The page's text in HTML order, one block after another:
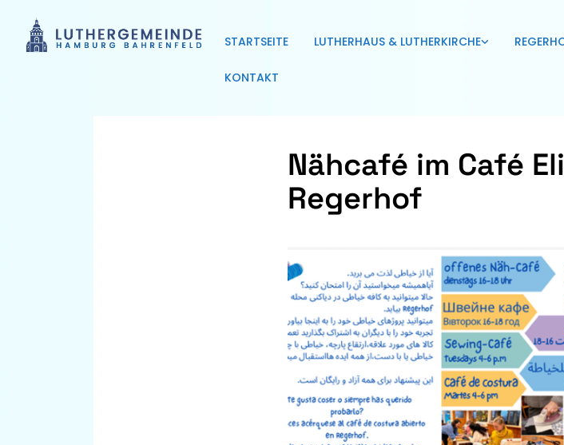
STARTSEITE LUTHERHAUS & LUTHERKIRCHE
KONTAKT
Nähcafé im Café
Regerhof